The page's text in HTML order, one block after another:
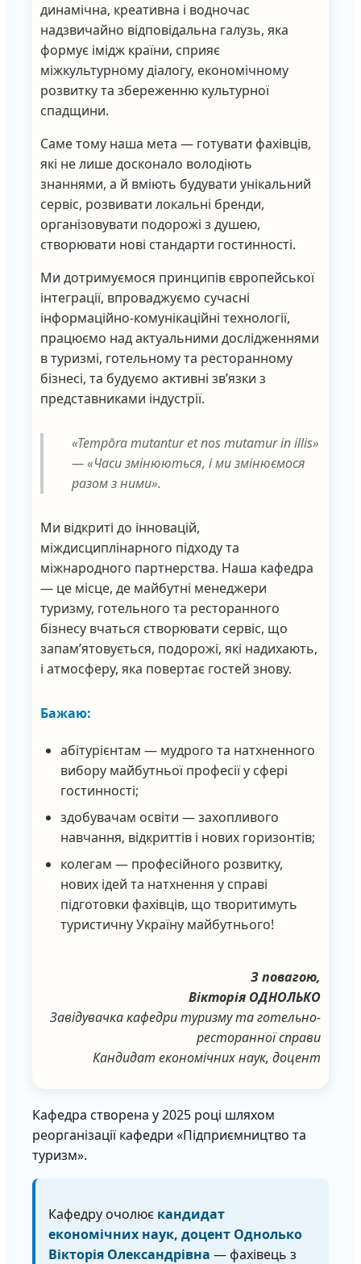
динамічна, креативна і водночас
надзвичайно відповідальна галузь, яка
формує імідж країни, сприяє
міжкультурному діалогу, економічному
розвитку та збереженню культурної
спадщини.
Саме тому наша мета — готувати фахівців,
які не лише досконало володіють
знаннями, а й вміють будувати унікальний
сервіс, розвивати локальні бренди,
організовувати подорожі з душею,
створювати нові стандарти гостинності.
Ми дотримуємося принципів європейської
інтеграції, впроваджуємо сучасні
інформаційно-комунікаційні технології,
працюємо над актуальними дослідженнями
в туризмі, готельному та ресторанному
бізнесі, та будуємо активні зв’язки з
представниками індустрії.
«Tempŏra mutantur et nos mutamur in illіs»
—«Часи змінюються, і ми змінюємося
разом з ними».
Ми відкриті до інновацій,
міждисциплінарного підходу та
міжнародного партнерства. Наша кафедра
— це місце, де майбутні менеджери
туризму, готельного та ресторанного
бізнесу вчаться створювати сервіс, що
запам’ятовується, подорожі, які надихають,
і атмосферу, яка повертає гостей знову.
Бажаю:
абітурієнтам — мудрого та натхненного
вибору майбутньої професії у сфері
гостинності;
здобувачам освіти — захопливого
навчання, відкриттів і нових горизонтів;
колегам — професійного розвитку,
нових ідей та натхнення у справі
підготовки фахівців, що творитимуть
туристичну Україну майбутнього!
З повагою,
Вікторія ОДНОЛЬКО
Завідувачка кафедри туризму та готельно-
ресторанної справи
Кандидат економічних наук, доцент
Кафедра створена у 2025 році шляхом
реорганізації кафедри «Підприємництво та
туризм».
Кафедру очолює кандидат
економічних наук, доцент Однолько
Вікторія Олександрівна — фахівець з